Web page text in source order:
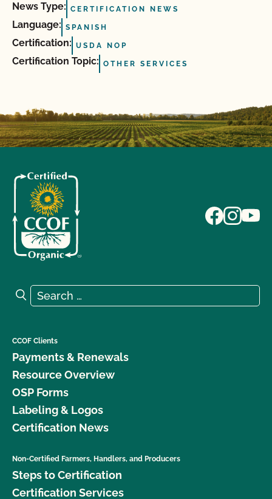
News Type: CERTIFICATION NEWS
Language: SPANISH
Certification: USDA NOP
Certification Topic: OTHER SERVICES
Search for:
Search
CCOF Clients
Payments & Renewals
Resource Overview
OSP Forms
Labeling & Logos
Certification News
Non-Certified Farmers, Handlers, and Producers
Steps to Certification
Certification Services